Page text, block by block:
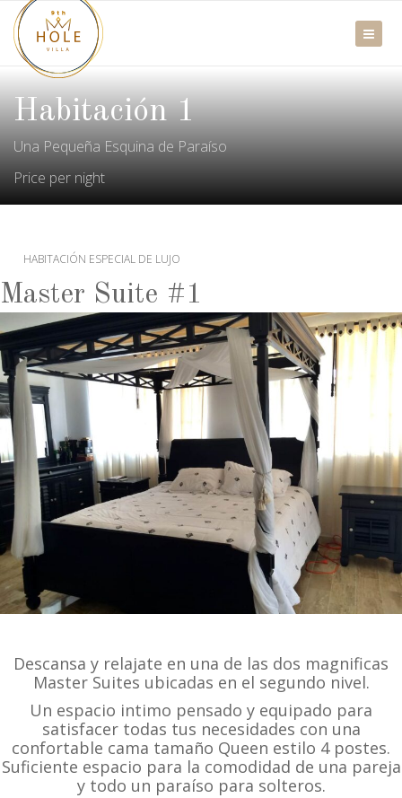
Habitación 1
Una Pequeña Esquina de Paraíso
Price per night
HABITACIÓN ESPECIAL DE LUJO
Master Suite #1
Descansa y relajate en una de las dos magnificas
Master Suites ubicadas en el segundo nivel.
Un espacio intimo pensado y equipado para
satisfacer todas tus necesidades con una
confortable cama tamaño Queen estilo 4 postes.
Suficiente espacio para la comodidad de una pareja
y todo un paraíso para solteros.